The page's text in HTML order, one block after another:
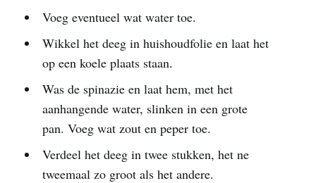
Voeg eventueel wat water toe.
Wikkel het deeg in huishoudfolie en laat het
op een koele plaats staan.
Was de spinazie en laat hem, met het
aanhangende water, slinken in een grote
pan. Voeg wat zout en peper toe.
Verdeel het deeg in twee stukken, het ne
tweemaal zo groot als het andere.